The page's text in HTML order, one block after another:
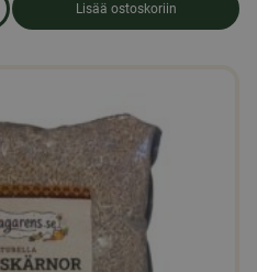
25 kg
Lisää ostoskoriin